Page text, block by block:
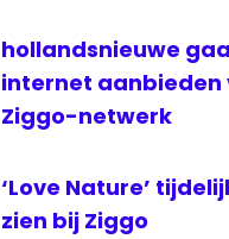
hollandsnieuwe
internet aanbieden
Ziggo-netwerk
‘Love Nature’
zien bij Ziggo